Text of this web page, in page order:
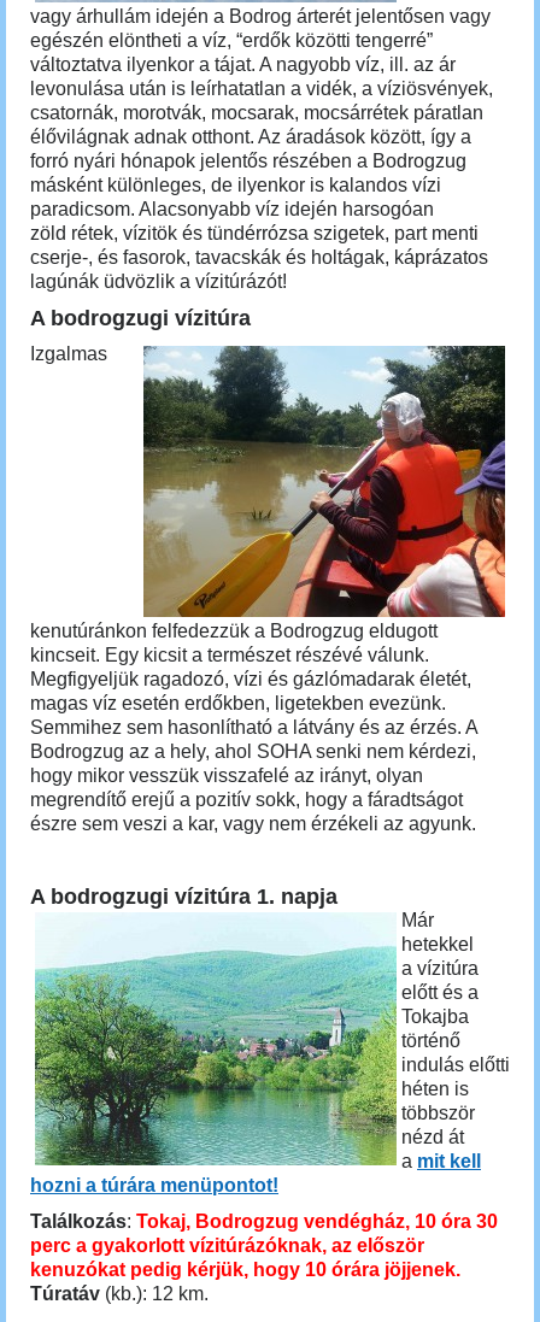
vagy árhullám idején a Bodrog árterét jelentősen vagy
egészén elöntheti a víz, “erdők közötti tengerré”
változtatva ilyenkor a tájat. A nagyobb víz, ill. az ár
levonulása után is leírhatatlan a vidék, a víziösvények,
csatornák, morotvák, mocsarak, mocsárrétek páratlan
élővilágnak adnak otthont. Az áradások között, így a
forró nyári hónapok jelentős részében a Bodrogzug
másként különleges, de ilyenkor is kalandos vízi
paradicsom. Alacsonyabb víz idején harsogóan
zöld rétek, vízitök és tündérrózsa szigetek, part menti
cserje-, és fasorok, tavacskák és holtágak, káprázatos
lagúnák üdvözlik a vízitúrázót!
A bodrogzugi vízitúra
Izgalmas
kenutúránkon felfedezzük a Bodrogzug eldugott
kincseit. Egy kicsit a természet részévé válunk.
Megfigyeljük ragadozó, vízi és gázlómadarak életét,
magas víz esetén erdőkben, ligetekben evezünk.
Semmihez sem hasonlítható a látvány és az érzés. A
Bodrogzug az a hely, ahol SOHA senki nem kérdezi,
hogy mikor vesszük visszafelé az irányt, olyan
megrendítő erejű a pozitív sokk, hogy a fáradtságot
észre sem veszi a kar, vagy nem érzékeli az agyunk.
A bodrogzugi vízitúra 1. napja
Már
hetekkel
a vízitúra
előtt és a
Tokajba
történő
indulás előtti
héten is
többször
nézd át
a mit kell
hozni a túrára menüpontot!
Találkozás: Tokaj, Bodrogzug vendégház, 10 óra 30
perc a gyakorlott vízitúrázóknak, az először
kenuzókat pedig kérjük, hogy 10 órára jöjjenek.
Túratáv (kb.): 12 km.